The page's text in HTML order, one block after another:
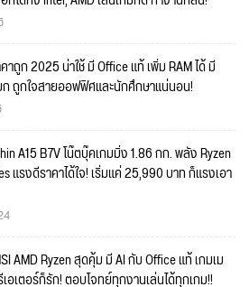
าถูก 2025 น่าใช้ มี Office แท้ เพิ่ม RAM ได้ มี
ถูกใจสายออฟฟิศและนักศึกษาแน่นอน!
A15 B7V โน๊ตบุ๊คเกมมิ่ง 1.86 กก. พลัง Ryzen
แรงดีราคาได้ใจ! เริ่มแค่ 25,990 บาท ก็แรงเอา
AMD Ryzen สุดคุ้ม มี AI กับ Office แท้ เกมเม
อเตอร์ก็รัก! ตอบโจทย์ทุกงานเล่นได้ทุกเกม!!